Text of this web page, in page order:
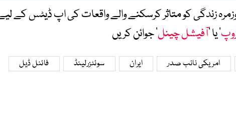
زندگی کو متاثر کرسکنے والے واقعات کی اپ ڈیٹس کے
‘ یا ’آفیشل چینل‘ جوائن کریں
امریکی نائب صدر ایران سوئٹزرلینڈ
فائنل ڈیل